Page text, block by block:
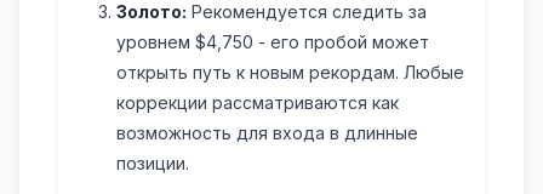
Золото: Рекомендуется следить за
уровнем $4,750 - его пробой может
открыть путь к новым рекордам. Любые
коррекции рассматриваются как
возможность для входа в длинные
позиции.